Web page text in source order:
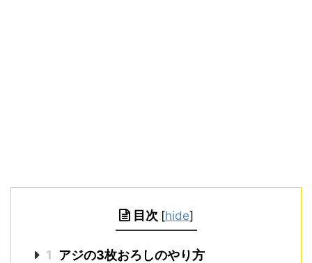
目次 [hide]
1 アジの3枚おろしのやり方